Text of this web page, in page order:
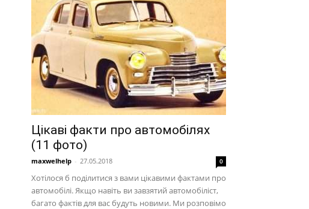
Цікаві факти про автомобілях
(11 фото)
maxwelhelp - 27.05.2018 0
Хотілося б поділитися з вами цікавими фактами про
автомобілі. Якщо навіть ви завзятий автомобіліст,
багато фактів для вас будуть новими. Ми розповімо